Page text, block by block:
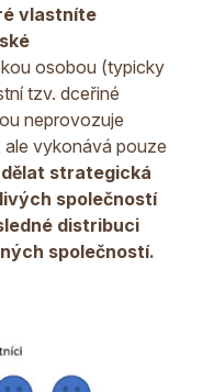
vlastníte
osobou (typicky
tzv. dceřiné
neprovozuje
vykonává pouze
strategická
společností
distribuci
společností.